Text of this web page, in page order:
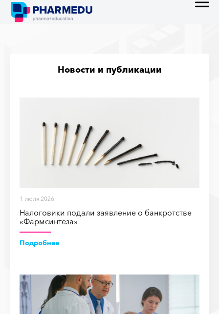
Новости и публикации
1 июля 2026
Налоговики подали заявление о банкротстве
«Фармсинтеза»
Подробнее